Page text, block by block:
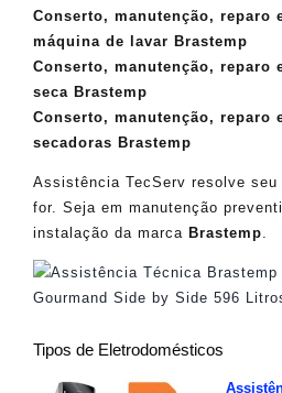
Conserto, manutenção, reparo
máquina de lavar Brastemp
Conserto, manutenção, reparo
seca Brastemp
Conserto, manutenção, reparo
secadoras Brastemp
Assistência TecServ resolve seu
for. Seja em manutenção
instalação da marca Brastemp
Tipos de Eletrodomésticos